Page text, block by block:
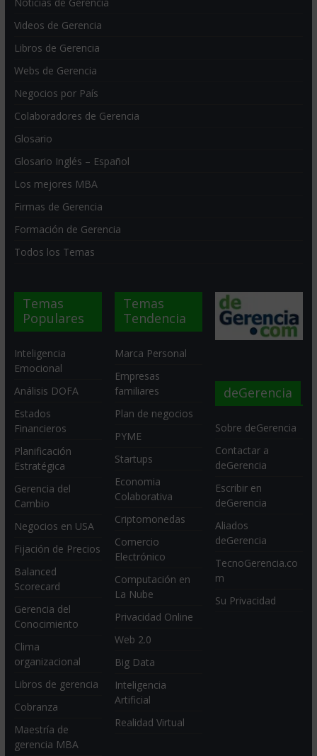
Videos de Gerencia
Libros de Gerencia
Webs de Gerencia
Negocios por País
Colaboradores de Gerencia
Glosario
Glosario Inglés – Español
Los mejores MBA
Firmas de Gerencia
Formación de Gerencia
Todos los Temas
Temas
Populares
Inteligencia
Emocional
Análisis DOFA
Estados
Financieros
Planificación
Estratégica
Gerencia del
Cambio
Negocios en USA
Fijación de Precios
Balanced
Scorecard
Gerencia del
Conocimiento
Clima
organizacional
Libros de gerencia
Cobranza
Maestría de
gerencia MBA
Temas
Tendencia
Marca Personal
Empresas
familiares
Plan de negocios
PYME
Startups
Economia
Colaborativa
Criptomonedas
Comercio
Electrónico
Computación en
La Nube
Privacidad Online
Web 2.0
Big Data
Inteligencia
Artificial
Realidad Virtual
deGerencia
Sobre deGerencia
Contactar a
deGerencia
Escribir en
deGerencia
Aliados
deGerencia
TecnoGerencia.co
m
Su Privacidad